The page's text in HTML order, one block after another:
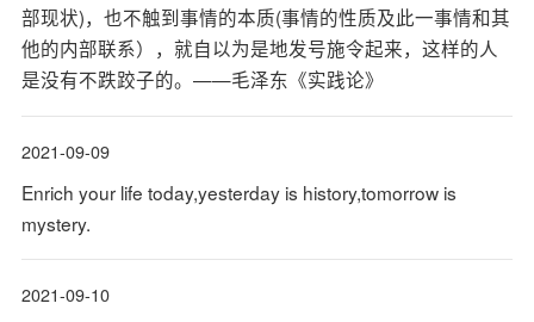
部现状)，也不触到事情的本质(事情的性质及此一事情和其
他的内部联系），就自以为是地发号施令起来，这样的人
是没有不跌跤子的。——毛泽东《实践论》
2021-09-09
Enrich your life today,yesterday is history,tomorrow is
mystery.
2021-09-10